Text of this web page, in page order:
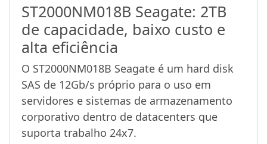
ST2000NM018B Seagate: 2TB
de capacidade, baixo custo e
alta eficiência
O ST2000NM018B Seagate é um hard disk
SAS de 12Gb/s próprio para o uso em
servidores e sistemas de armazenamento
corporativo dentro de datacenters que
suporta trabalho 24x7.